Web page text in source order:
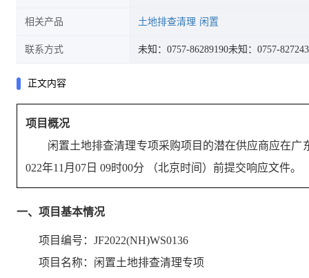
相关产品 土地排查清理 闲置
联系方式 未知：0757-86289190未知：0757-
正文内容
项目概况
闲置土地排查清理专项采购项目的潜在供应商应在广
022年11月07日 09时00分
（北京时间）前提交响应文件。
一、项目基本情况
项目编号：JF2022(NH)WS0136
项目名称：闲置土地排查清理专项